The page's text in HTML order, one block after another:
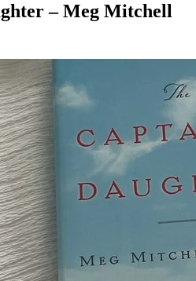
– Meg Mitchell